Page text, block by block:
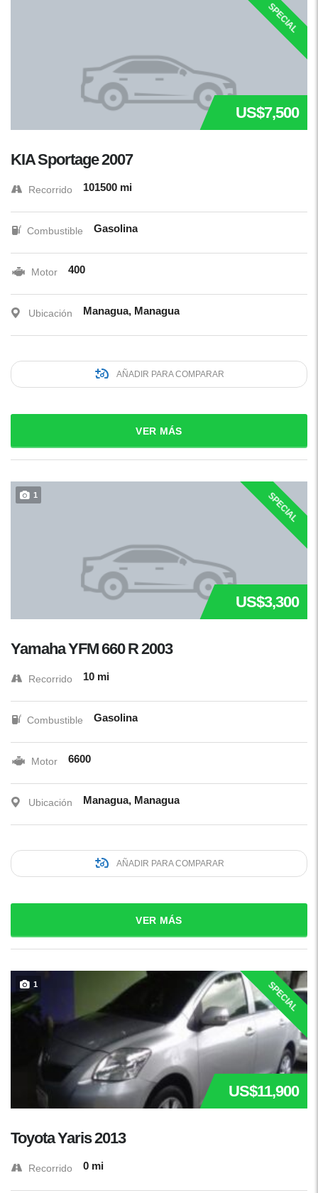
SPECIAL
US$7,500
KIA Sportage 2007
Recorrido 101500 mi
Combustible Gasolina
Motor 400
Ubicación Managua, Managua
AÑADIR PARA COMPARAR
VER MÁS
1 SPECIAL
US$3,300
Yamaha YFM 660 R 2003
Recorrido 10 mi
Combustible Gasolina
Motor 6600
Ubicación Managua, Managua
AÑADIR PARA COMPARAR
VER MÁS
1 SPECIAL
US$11,900
Toyota Yaris 2013
Recorrido 0 mi